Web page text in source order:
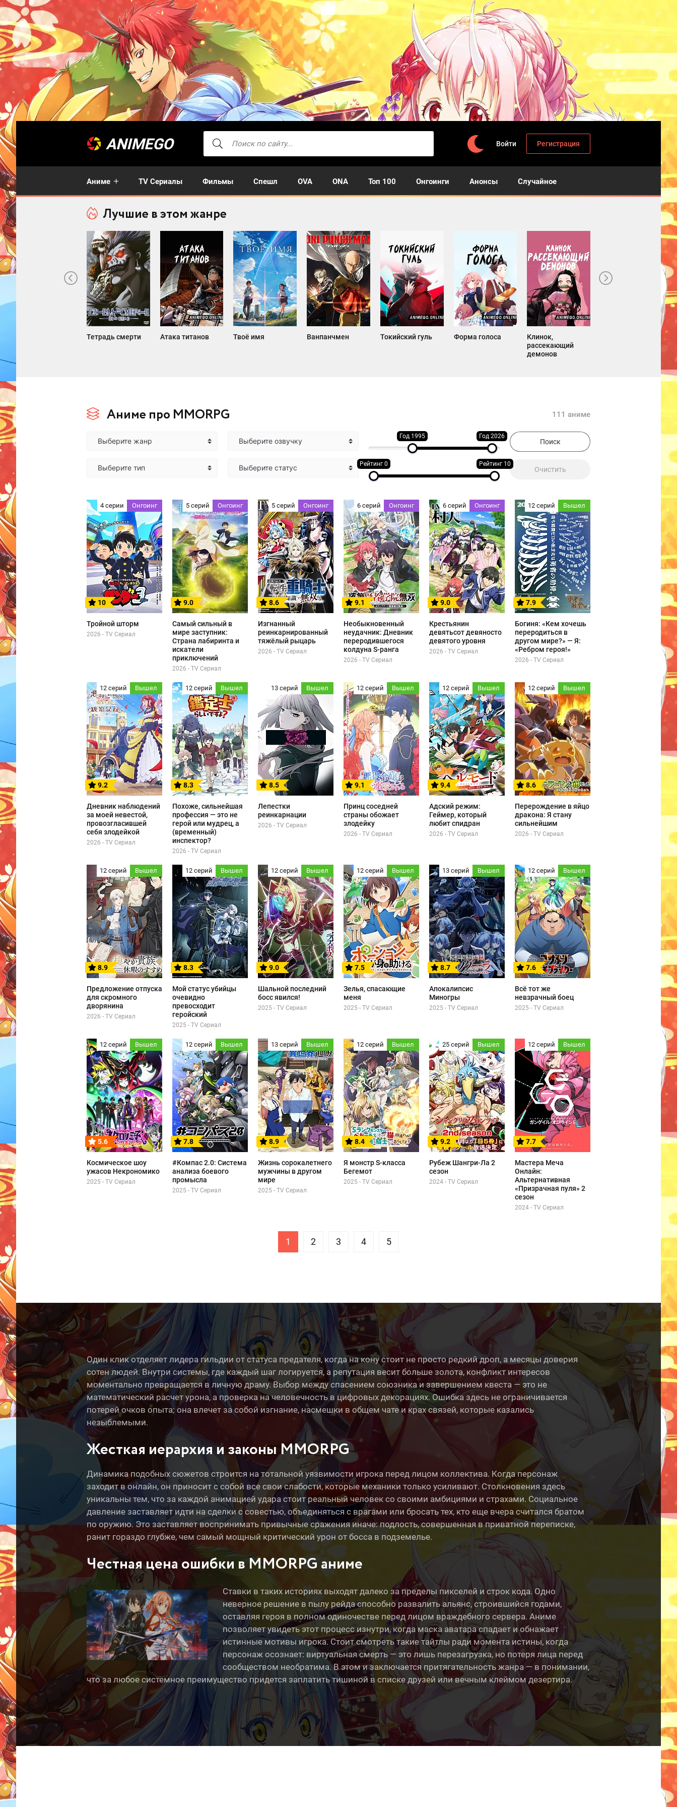
ANIMEGO Войти Регистрация
Аниме TV Сериалы Фильмы Спешл OVA ONA Топ 100 Онгоинги Анонсы Случайное
Аниме про MMORPG 111 аниме
Выберите жанр
Выберите тип
Выберите озвучку
Выберите статус
Год 1995 Год 2026
Рейтинг 0 Рейтинг 10
4 серии Онгоинг
10
Тройной шторм
2026 - TV Сериал
5 серий Онгоинг
9.0
Самый сильный в
мире заступник:
Страна лабиринта и
искатели
приключений
2026 - TV Сериал
5 серий Онгоинг
8.6
Изгнанный
реинкарнированный
тяжёлый рыцарь
2026 - TV Сериал
6 серий Онгоинг
9.1
Необыкновенный
неудачник: Дневник
переродившегося
колдуна S-ранга
2026 - TV Сериал
6 серий Онгоинг
9.0
Крестьянин
девятьсот девяносто
девятого уровня
2026 - TV Сериал
12 серий Вышел
7.9
Богиня: «Кем хочешь
переродиться в
другом мире?» — Я:
«Ребром героя!»
2026 - TV Сериал
12 серий Вышел
9.2
Дневник наблюдений
за моей невестой,
провозгласившей
себя злодейкой
2026 - TV Сериал
12 серий Вышел
8.3
Похоже, сильнейшая
профессия — это не
герой или мудрец, а
(временный)
инспектор?
2026 - TV Сериал
13 серий Вышел
8.5
Лепестки
реинкарнации
2026 - TV Сериал
12 серий Вышел
9.1
Принц соседней
страны обожает
злодейку
2026 - TV Сериал
12 серий Вышел
9.4
Адский режим:
Геймер, который
любит спидран
2026 - TV Сериал
12 серий Вышел
8.6
Перерождение в яйцо
дракона: Я стану
сильнейшим
2026 - TV Сериал
12 серий Вышел
8.9
Предложение отпуска
для скромного
дворянина
2026 - TV Сериал
12 серий Вышел
8.3
Мой статус убийцы
очевидно
превосходит
геройский
2025 - TV Сериал
12 серий Вышел
9.0
Шальной последний
босс явился!
2025 - TV Сериал
12 серий Вышел
7.5
Зелья, спасающие
меня
2025 - TV Сериал
13 серий Вышел
8.7
Апокалипсис
Миногры
2025 - TV Сериал
12 серий Вышел
7.6
Всё тот же
невзрачный боец
2025 - TV Сериал
12 серий Вышел
5.6
Космическое шоу
ужасов Некрономико
2025 - TV Сериал
12 серий Вышел
7.8
#Компас 2.0: Система
анализа боевого
промысла
2025 - TV Сериал
13 серий Вышел
8.9
Жизнь сорокалетнего
мужчины в другом
мире
2025 - TV Сериал
12 серий Вышел
8.4
Я монстр S-класса
Бегемот
2025 - TV Сериал
25 серий Вышел
9.2
Рубеж Шангри-Ла 2
сезон
2024 - TV Сериал
12 серий Вышел
7.7
Мастера Меча
Онлайн:
Альтернативная
«Призрачная пуля» 2
сезон
2024 - TV Сериал
1 2 3 4 5
Лучшие в этом жанре
Тетрадь смерти Атака титанов Твоё имя Ванпанчмен Токийский гуль Форма голоса
Клинок,
рассекающий
демонов
Один клик отделяет лидера гильдии от статуса предателя, когда на кону стоит не просто редкий дроп, а месяцы доверия
сотен людей. Внутри системы, где каждый шаг логируется, а репутация весит больше золота, конфликт интересов
моментально превращается в личную драму. Выбор между спасением союзника и завершением квеста — это не
математический расчет урона, а проверка на человечность в цифровых декорациях. Ошибка здесь не ограничивается
потерей очков опыта; она влечет за собой изгнание, насмешки в общем чате и крах связей, которые казались
незыблемыми.
Жесткая иерархия и законы MMORPG
Динамика подобных сюжетов строится на тотальной уязвимости игрока перед лицом коллектива. Когда персонаж
заходит в онлайн, он приносит с собой все свои слабости, которые механики только усиливают. Столкновения здесь
уникальны тем, что за каждой анимацией удара стоит реальный человек со своими амбициями и страхами. Социальное
давление заставляет идти на сделки с совестью, объединяться с врагами или бросать тех, кто еще вчера считался братом
по оружию. Это заставляет воспринимать привычные сражения иначе: подлость, совершенная в приватной переписке,
ранит гораздо глубже, чем самый мощный критический урон от босса в подземелье.
Честная цена ошибки в MMORPG аниме
Ставки в таких историях выходят далеко за пределы пикселей и строк кода. Одно
неверное решение в пылу рейда способно развалить альянс, строившийся годами,
оставляя героя в полном одиночестве перед лицом враждебного сервера. Аниме
позволяет увидеть этот процесс изнутри, когда маска аватара спадает и обнажает
истинные мотивы игрока. Стоит смотреть такие тайтлы ради момента истины, когда
персонаж осознает: виртуальная смерть — это лишь перезагрузка, но потеря лица перед
сообществом необратима. В этом и заключается притягательность жанра — в понимании,
что за любое системное преимущество придется заплатить тишиной в списке друзей или вечным клеймом дезертира.